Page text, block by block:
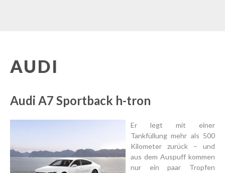
AUDI
Audi A7 Sportback h-tron
Er legt mit einer
Tankfüllung mehr als 500
Kilometer zurück – und
aus dem Auspuff kommen
nur ein paar Tropfen